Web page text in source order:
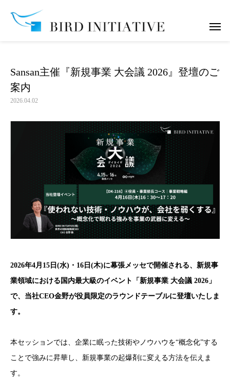
Sansan主催『新規事業 大会議 2026』登壇のご
案内
2026.04.02
2026年4月15日(水)・16日(木)に幕張メッセで開催される、新規事
業領域における国内最大級のイベント「新規事業 大会議 2026」
で、当社CEO金野が役員限定のラウンドテーブルに登壇いたしま
す。
本セッションでは、企業に眠った技術やノウハウを“概念化”する
ことで強みに昇華し、新規事業の起爆剤に変える方法を伝えま
す。